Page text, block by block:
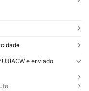
e enviado